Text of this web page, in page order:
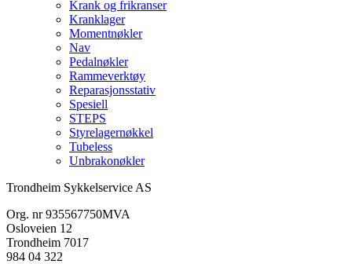
Krank og frikranser
Kranklager
Momentnøkler
Nav
Pedalnøkler
Rammeverktøy
Reparasjonsstativ
Spesiell
STEPS
Styrelagernøkkel
Tubeless
Unbrakonøkler
Trondheim Sykkelservice AS
Org. nr 935567750MVA
Osloveien 12
Trondheim 7017
984 04 322